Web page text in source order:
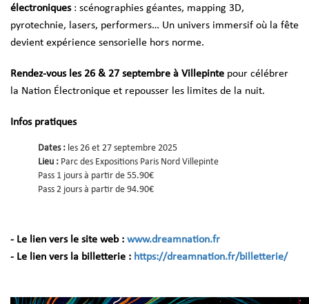
électroniques : scénographies géantes, mapping 3D,
pyrotechnie, lasers, performers… Un univers immersif où la fête
devient expérience sensorielle hors norme.
Rendez-vous les 26 & 27 septembre à Villepinte pour célébrer
la Nation Électronique et repousser les limites de la nuit.
Infos pratiques
Dates : les 26 et 27 septembre 2025
Lieu : Parc des Expositions Paris Nord Villepinte
Pass 1 jours à partir de 55.90€
Pass 2 jours à partir de 94.90€
- Le lien vers le site web : www.dreamnation.fr
- Le lien vers la billetterie : https://dreamnation.fr/billetterie/